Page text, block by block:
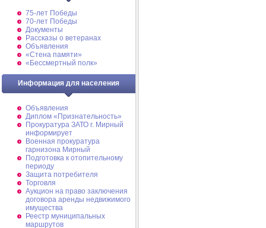
75-лет Победы
70-лет Победы
Документы
Рассказы о ветеранах
Объявления
«Стена памяти»
«Бессмертный полк»
Информация для населения
Объявления
Диплом «Признательность»
Прокуратура ЗАТО г. Мирный
информирует
Военная прокуратура
гарнизона Мирный
Подготовка к отопительному
периоду
Защита потребителя
Торговля
Аукцион на право заключения
договора аренды недвижимого
имущества
Реестр муниципальных
маршрутов